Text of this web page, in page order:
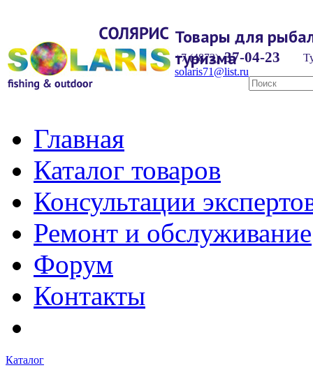
Товары для
туризма
+7 (4872) 37-04-23
solaris71@list.ru
Главная
Каталог товаров
Консультации
Ремонт и обслуживание
Форум
Контакты
Каталог